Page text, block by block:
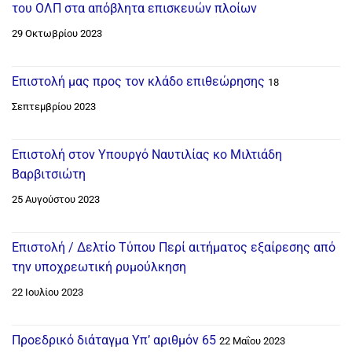
του ΟΛΠ στα απόβλητα επισκευών πλοίων
29 Οκτωβρίου 2023
Επιστολή μας προς τον κλάδο επιθεώρησης 18
Σεπτεμβρίου 2023
Επιστολή στον Υπουργό Ναυτιλίας κο Μιλτιάδη
Βαρβιτσιώτη
25 Αυγούστου 2023
Επιστολή / Δελτίο Τύπου Περί αιτήματος εξαίρεσης από
την υποχρεωτική ρυμούλκηση
22 Ιουλίου 2023
Προεδρικό διάταγμα Υπ’ αριθμόν 65 22 Μαΐου 2023